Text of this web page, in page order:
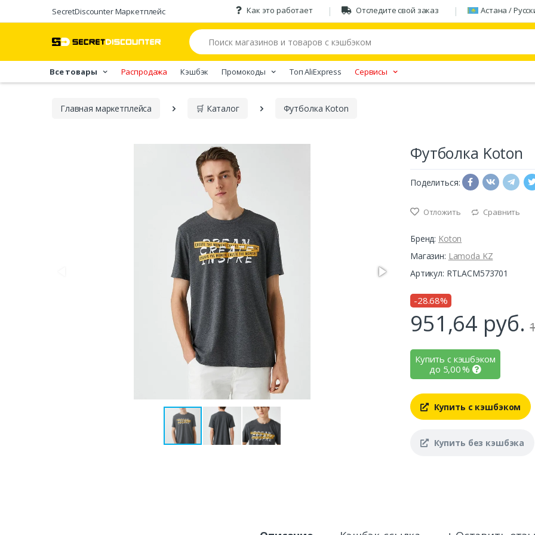
SecretDiscounter Маркетплейс Как это работает Отследите свой заказ Астана /
Все товары Распродажа Кэшбэк Промокоды Tоп AliExpress Сервисы
Главная марĸетплейса 🛒 Каталог Футболка Koton
Футболка Koton
Поделиться:
Отложить Сравнить
Бренд: Koton
Магазин: Lamoda KZ
Артикул: RTLACM573701
-28.68%
951,64 руб.
Купить с кэшбэком
до 5,00%
Купить с кэшбэком
Купить без кэшбэка